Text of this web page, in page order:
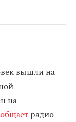
вышли на
на
радио